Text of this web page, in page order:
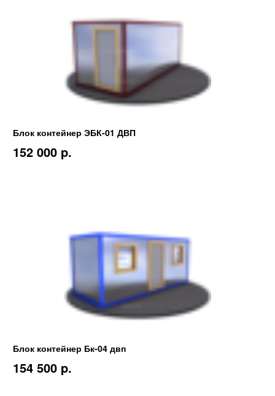
Блок контейнер ЭБК-01 ДВП
152 000 p.
Блок контейнер Бк-04 двп
154 500 p.